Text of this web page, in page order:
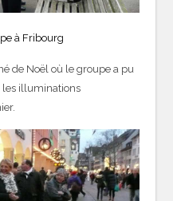
à Fribourg
de Noël où le groupe a pu
les illuminations